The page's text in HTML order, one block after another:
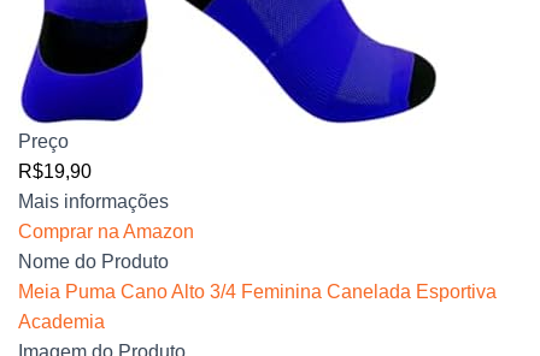
Preço
R$19,90
Mais informações
Comprar na Amazon
Nome do Produto
Meia Puma Cano Alto 3/4 Feminina Canelada Esportiva
Academia
Imagem do Produto